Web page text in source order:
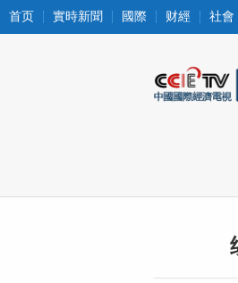
首页 實時新聞 國際 财經 社會